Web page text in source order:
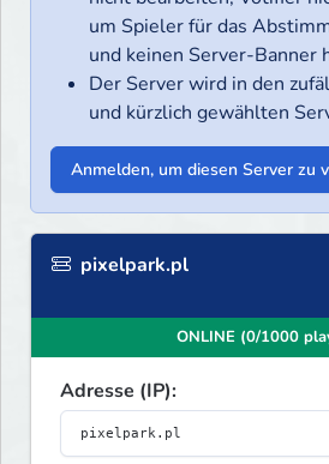
um Spieler für das
und keinen Server-Banner
Der Server wird in den
und kürzlich gewählten
Anmelden, um diesen Server zu
pixelpark.pl
ONLINE (0/1000
Adresse (IP):